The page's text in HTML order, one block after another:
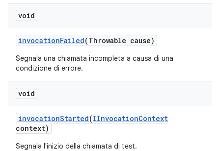
void
invocationFailed(Throwable cause)
Segnala una chiamata incompleta a causa di una
condizione di errore.
void
invocationStarted(IInvocationContext
context)
Segnala l'inizio della chiamata di test.